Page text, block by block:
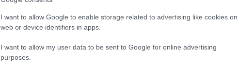
I want to allow Google to enable storage related to advertising like cookies on
web or device identifiers in apps.
I want to allow my user data to be sent to Google for online advertising
purposes.